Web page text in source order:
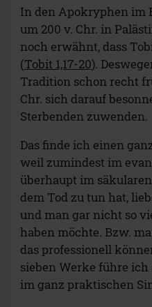
In den Apokryphen im
um 200 v. Chr. in
noch erwähnt, dass
(Tobit 1,17-20).
Tradition schon recht
Chr. sich darauf
Sterbenden zuwenden.
Das finde ich einen
weil zumindest im
überhaupt im
dem Tod zu tun hat,
und man gar nicht so
haben möchte. Bzw.
das professionell
sieben Werke führe ich
im ganz praktischen